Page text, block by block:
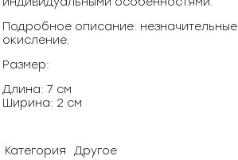
Подробное описание:
окисление.
Размер:
Длина: 7 см
Ширина: 2 см
Категория
Другое